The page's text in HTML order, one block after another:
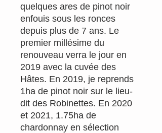
quelques ares de pinot noir
enfouis sous les ronces
depuis plus de 7 ans. Le
premier millésime du
renouveau verra le jour en
2019 avec la cuvée des
Hâtes. En 2019, je reprends
1ha de pinot noir sur le lieu-
dit des Robinettes. En 2020
et 2021, 1.75ha de
chardonnay en sélection